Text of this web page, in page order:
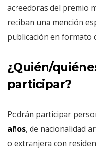
acreedoras del premio
reciban una mención
publicación en formato
¿Quién/
participar?
Podrán participar
años, de nacionalidad
o extranjera con